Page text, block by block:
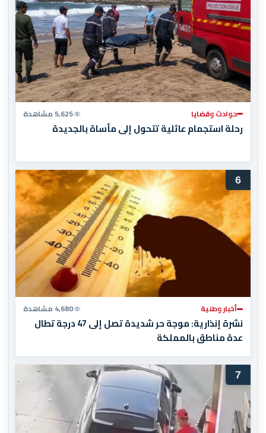
حوادث وقضايا 5,625 مشاهدة
رحلة استجمام عائلية تتحول إلى مأساة بالجديدة
6
أخبار وطنية 4,680 مشاهدة
نشرة إنذارية: موجة حر شديدة تصل إلى 47 درجة تطال
عدة مناطق بالمملكة
7